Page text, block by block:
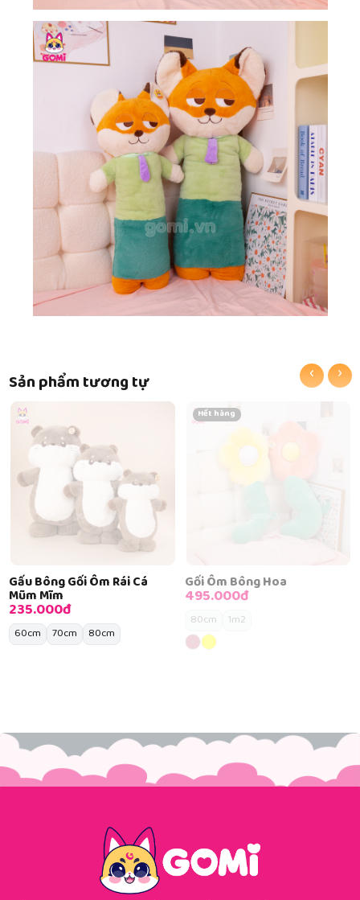
Sản phẩm tương tự
Gấu Bông Gối Ôm Rái Cá
Mũm Mĩm
235.000đ
60cm 70cm 80cm
Hết hàng
Gối Ôm Bông Hoa
495.000đ
80cm 1m2
‹ ›